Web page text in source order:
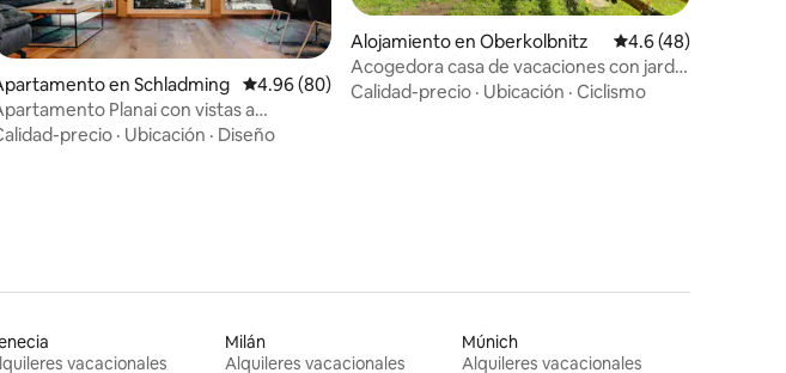
4.92 de 5, 12 reseñas
en Schladming Calificación promedio: 4.96 de 5, 80 reseñas
4.96 (80)
Planai con vistas a
precio · Ubicación · Diseño
Alojamiento en Oberkolbnitz Calificación
4.6 (48)
Acogedora casa de vacaciones con jardín
en Kolbnitz
Calidad-precio · Ubicación · Ciclismo
vacacionales
Milán
Alquileres vacacionales
Múnich
Alquileres vacacionales